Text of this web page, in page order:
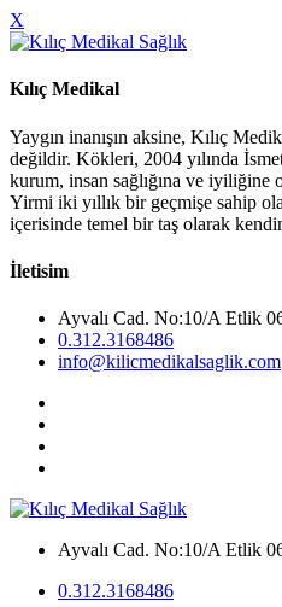
X
Kılıç Medikal
Yaygın inanışın aksine, Kılıç
değildir. Kökleri, 2004 yılında
kurum, insan sağlığına ve iyiliğine
Yirmi iki yıllık bir geçmişe sahip
içerisinde temel bir taş olarak
İletisim
Ayvalı Cad. No:10/A Etlik
0.312.3168486
info@kilicmedikalsaglik.com
Ayvalı Cad. No:10/A Etlik
0.312.3168486